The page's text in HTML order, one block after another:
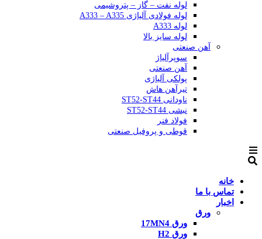
لوله نفت – گاز – پتروشیمی
لوله فولادی آلیاژی A333 – A335
لوله A333
لوله سایز بالا
آهن صنعتی
سوپرآلیاژ
آهن صنعتی
پولکی آلیاژی
تیرآهن هاش
ناودانی ST52-ST44
نبشی ST52-ST44
فولاد فنر
قوطی و پروفیل صنعتی
خانه
تماس با ما
اخبار
ورق
ورق 17MN4
ورق H2